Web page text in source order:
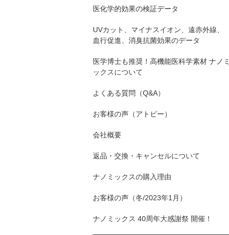
医化学的効果の検証データ
UVカット、マイナスイオン、遠赤外線、
血行促進、消臭抗菌効果のデータ
医学博士も推奨！高機能医科学素材 ナノミ
ックスについて
よくある質問（Q&A）
お客様の声（アトピー）
会社概要
返品・交換・キャンセルについて
ナノミックスの購入理由
お客様の声（冬/2023年1月）
ナノミックス 40周年大感謝祭 開催！